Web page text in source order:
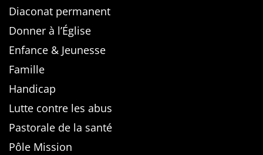
Diaconat permanent
Donner à l’Église
Enfance & Jeunesse
Famille
Handicap
Lutte contre les abus
Pastorale de la santé
Pôle Mission